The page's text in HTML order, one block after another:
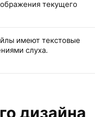
текущего
имеют текстовые
слуха.
дизайна